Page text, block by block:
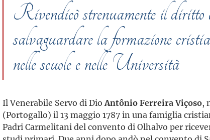
Rivendicò strenuamente il
salvaguardare la formazione
nelle scuole e nelle Università
Il Venerabile Servo di DioAntônio Ferreira Viçoso,
(Portogallo) il 13 maggio 1787 in una famiglia
Padri Carmelitani del convento di Olhalvo per